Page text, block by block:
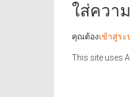
ใส่ควา
คุณต้องเข้าสู่ระ
This site uses